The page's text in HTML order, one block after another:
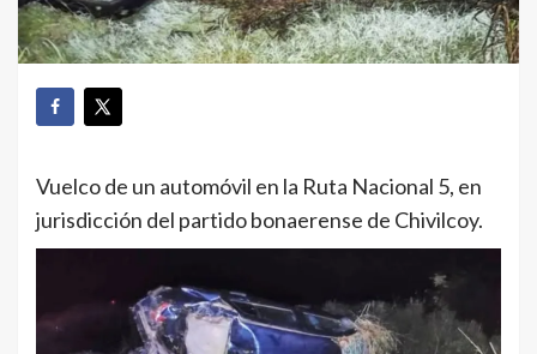
Vuelco de un automóvil en la Ruta Nacional 5, en
jurisdicción del partido bonaerense de Chivilcoy.